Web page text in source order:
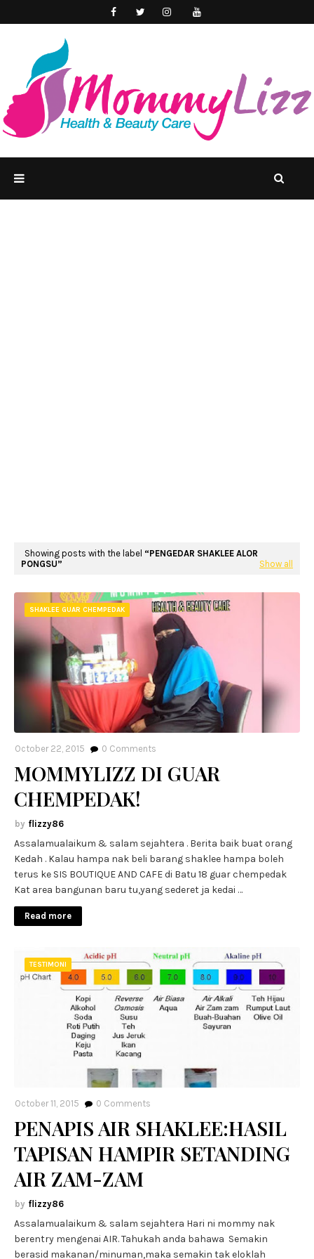
Showing posts with the label
PENGEDAR SHAKLEE ALOR
PONGSU
Show all
SHAKLEE GUAR CHEMPEDAK
October 22, 2015 0 Comments
MOMMYLIZZ DI GUAR
CHEMPEDAK!
flizzy86
Assalamualaikum & salam sejahtera . Berita baik buat orang
Kedah . Kalau hampa nak beli barang shaklee hampa boleh
terus ke SIS BOUTIQUE AND CAFE di Batu 18 guar chempedak
Kat area bangunan baru tu,yang sederet ja kedai …
Read more
TESTIMONI
October 11, 2015 0 Comments
PENAPIS AIR SHAKLEE:HASIL
TAPISAN HAMPIR SETANDING
AIR ZAM-ZAM
flizzy86
Assalamualaikum & salam sejahtera Hari ni mommy nak
berentry mengenai AIR. Tahukah anda bahawa Semakin
berasid makanan/minuman,maka semakin tak eloklah